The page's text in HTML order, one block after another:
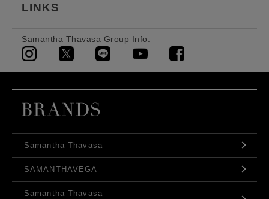
LINKS
Samantha Thavasa Group Info.
Samantha Thavasa
SAMANTHAVEGA
Samantha Thavasa